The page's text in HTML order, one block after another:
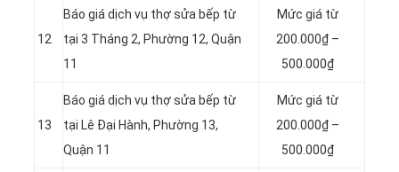
12
Báo giá dịch vụ thợ sửa bếp từ
tại 3 Tháng 2, Phường 12, Quận
11
Mức giá từ
200.000₫ –
500.000₫
13
Báo giá dịch vụ thợ sửa bếp từ
tại Lê Đại Hành, Phường 13,
Quận 11
Mức giá từ
200.000₫ –
500.000₫